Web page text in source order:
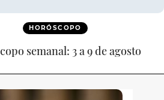
HORÓSCOPO
semanal: 3 a 9 de agosto